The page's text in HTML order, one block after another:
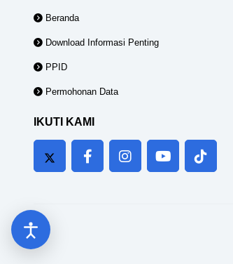
Beranda
Download Informasi Penting
PPID
Permohonan Data
IKUTI KAMI